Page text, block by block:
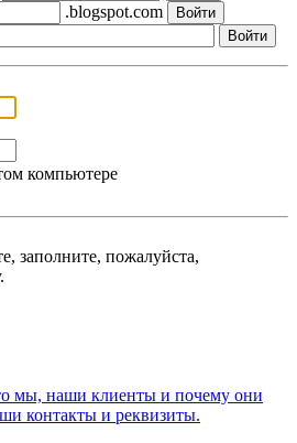
.blogspot.com
компьютере
заполните, пожалуйста,
мы, наши клиенты и почему они
контакты и реквизиты.